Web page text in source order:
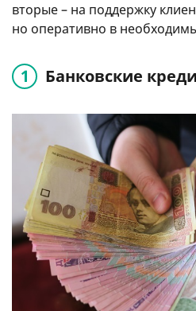
вторые – на поддержку
но оперативно в
Банковские